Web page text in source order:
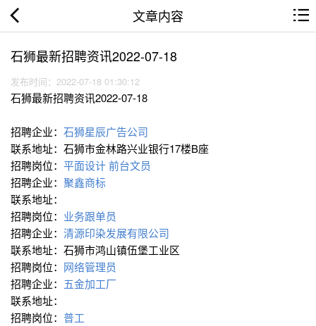
文章内容
石狮最新招聘资讯2022-07-18
发布时间：2022-07-18 01:30:12
石狮最新招聘资讯2022-07-18
招聘企业： 石狮星辰广告公司
联系地址：石狮市金林路兴业银行17楼B座
招聘岗位： 平面设计前台文员
招聘企业： 聚鑫商标
联系地址：
招聘岗位： 业务跟单员
招聘企业： 清源印染发展有限公司
联系地址：石狮市鸿山镇伍堡工业区
招聘岗位： 网络管理员
招聘企业： 五金加工厂
联系地址：
招聘岗位： 普工